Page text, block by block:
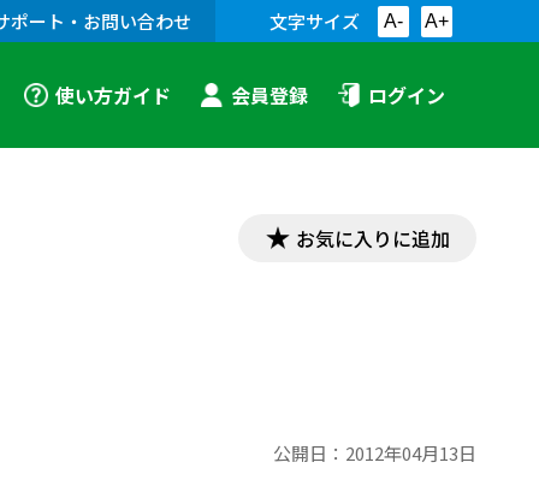
ポート・お問い合わせ 文字サイズ A- A+
使い方ガイド 会員登録 ログイン
お気に入りに追加
公開日： 2012年04月13日